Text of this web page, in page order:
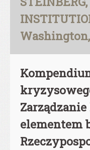
Washington,
elementem